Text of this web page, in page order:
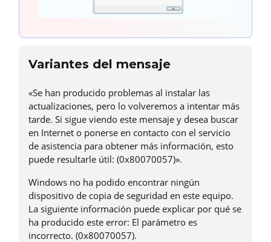
Variantes del mensaje
«Se han producido problemas al instalar las
actualizaciones, pero lo volveremos a intentar más
tarde. Si sigue viendo este mensaje y desea buscar
en Internet o ponerse en contacto con el servicio
de asistencia para obtener más información, esto
puede resultarle útil: (0x80070057)».
Windows no ha podido encontrar ningún
dispositivo de copia de seguridad en este equipo.
La siguiente información puede explicar por qué se
ha producido este error: El parámetro es
incorrecto. (0x80070057).